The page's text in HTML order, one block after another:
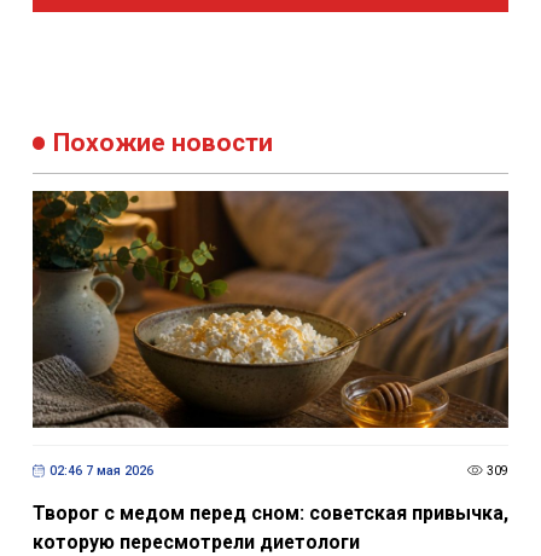
Похожие новости
02:46 7 мая 2026 309
Творог с медом перед сном: советская привычка,
которую пересмотрели диетологи